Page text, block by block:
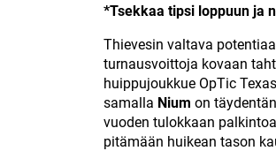
*Tsekkaa tipsi loppuun ja
Thievesin valtava
turnausvoittoja kovaan
huippujoukkue OpTic
samalla Nium on
vuoden tulokkaan
pitämään huikean tason